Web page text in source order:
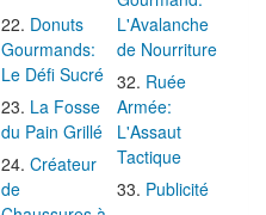
Donuts
Gourmands:
Le Défi Sucré
La Fosse
du Pain Grillé
Créateur
de
L'Avalanche
de Nourriture
Ruée
Armée:
L'Assaut
Tactique
Publicité